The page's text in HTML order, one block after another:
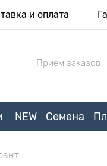
и оплата
Прием заказов
NEW Семена